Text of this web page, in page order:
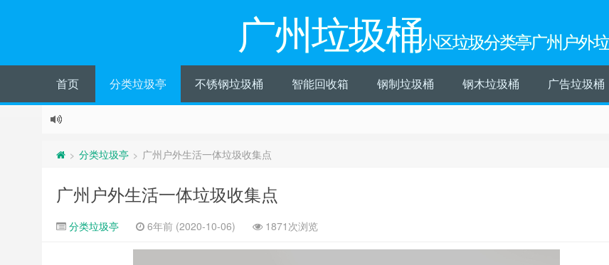
广州垃圾桶小区垃圾分类亭广州户外
首页 分类垃圾亭 不锈钢垃圾桶 智能回收箱 钢制垃圾桶 钢木垃圾桶 广告垃圾桶
> 分类垃圾亭 > 广州户外生活一体垃圾收集点
广州户外生活一体垃圾收集点
分类垃圾亭 6年前 (2020-10-06) 1871次浏览